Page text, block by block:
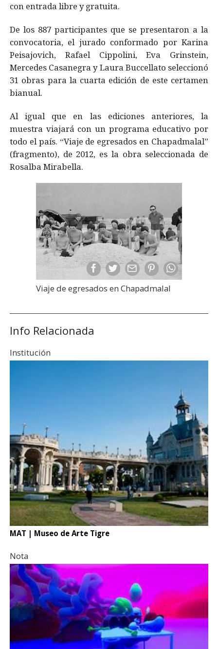
con entrada libre y gratuita.
De los 887 participantes que se presentaron a la
convocatoria, el jurado conformado por Karina
Peisajovich, Rafael Cippolini, Eva Grinstein,
Mercedes Casanegra y Laura Buccellato seleccionó
31 obras para la cuarta edición de este certamen
bianual.
Al igual que en las ediciones anteriores, la
muestra viajará con un programa educativo por
todo el país. “Viaje de egresados en Chapadmalal”
(fragmento), de 2012, es la obra seleccionada de
Rosalba Mirabella.
Viaje de egresados en Chapadmalal
Info Relacionada
Institución
MAT | Museo de Arte Tigre
Nota